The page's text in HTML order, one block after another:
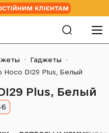
Гаджеты
Hoco DI29 Plus, Белый
Plus, Белый